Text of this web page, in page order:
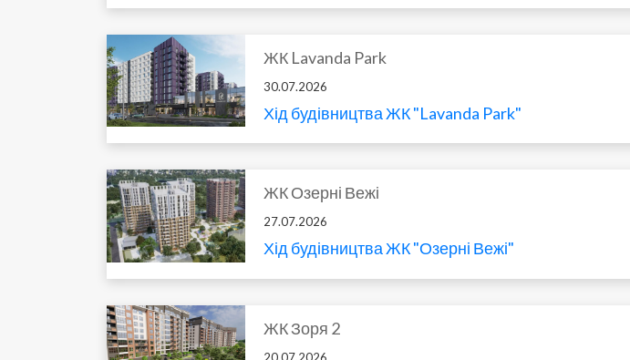
ЖК Lavanda Park
30.07.2026
Хід будівництва ЖК "Lavanda Park"
ЖК Озерні Вежі
27.07.2026
Хід будівництва ЖК "Озерні Вежі"
ЖК Зоря 2
20.07.2026